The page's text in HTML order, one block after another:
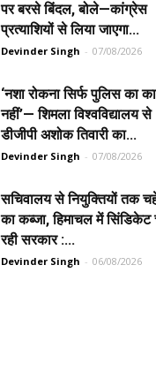
पर बरसे बिंदल, बोले—कांग्रेस
प्रत्याशियों से लिया जाएगा...
Devinder Singh - 07/08/2026
‘नशा रोकना सिर्फ पुलिस का
नहीं’— शिमला विश्वविद्यालय से
डीजीपी अशोक तिवारी का...
Devinder Singh - 07/08/2026
सचिवालय से नियुक्तियों तक
का कब्जा, हिमाचल में सिंडिकेट
रही सरकार :...
Devinder Singh - 06/08/2026